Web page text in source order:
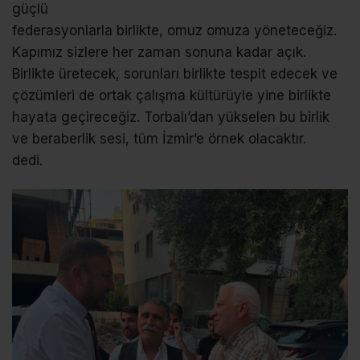
güçlü
federasyonlarla birlikte, omuz omuza yöneteceğiz.
Kapımız sizlere her zaman sonuna kadar açık.
Birlikte üretecek, sorunları birlikte tespit edecek ve
çözümleri de ortak çalışma kültürüyle yine birlikte
hayata geçireceğiz. Torbalı’dan yükselen bu birlik
ve beraberlik sesi, tüm İzmir’e örnek olacaktır.
dedi.